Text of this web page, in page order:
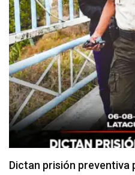
Usuarios madrugan y